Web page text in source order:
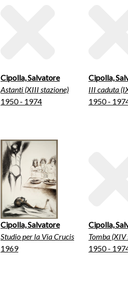
Cipolla, Salvatore
Astanti (XIII stazione)
1950 - 1974
Cipolla,
III caduta
1950 -
Cipolla, Salvatore
Studio per la Via Crucis
1969
Cipolla,
Tomba (XIV
1950 -